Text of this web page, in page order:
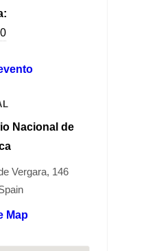
Nacional de
Vergara, 146
Map